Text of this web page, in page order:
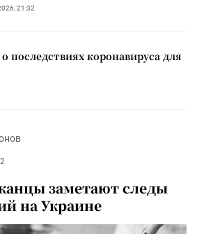
21:32
последствиях коронавируса для
2
заметают следы
на Украине